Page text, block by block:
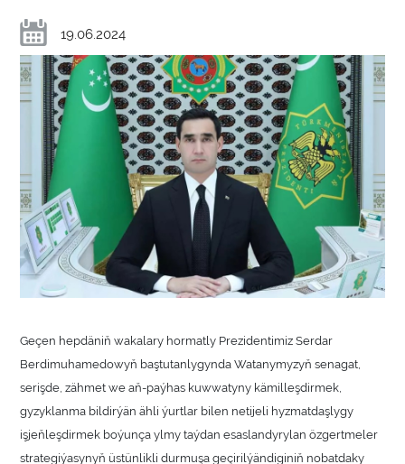
19.06.2024
Geçen hepdäniň wakalary hormatly Prezidentimiz Serdar
Berdimuhamedowyň baştutanlygynda Watanymyzyň senagat,
serişde, zähmet we aň-paýhas kuwwatyny kämilleşdirmek,
gyzyklanma bildirýän ähli ýurtlar bilen netijeli hyzmatdaşlygy
işjeňleşdirmek boýunça ylmy taýdan esaslandyrylan özgertmeler
strategiýasynyň üstünlikli durmuşa geçirilýändiginiň nobatdaky